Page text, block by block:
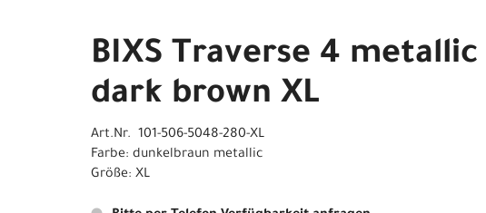
BIXS Traverse 4 metallic
dark brown XL
Art.Nr. 101-506-5048-280-XL
Farbe: dunkelbraun metallic
Größe: XL